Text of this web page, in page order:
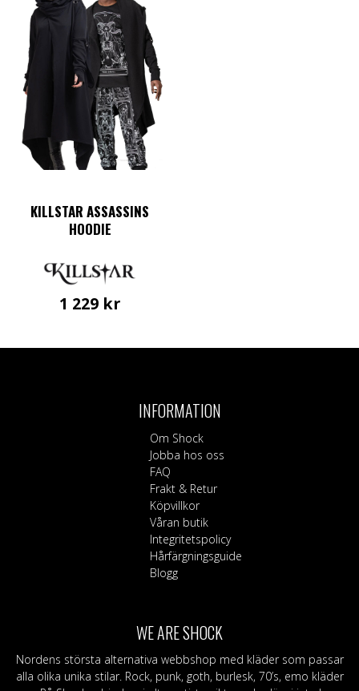
KILLSTAR ASSASSINS
HOODIE
1 229 kr
alternativen
produktsidan
INFORMATION
Om Shock
Jobba hos oss
FAQ
Frakt & Retur
Köpvillkor
Våran butik
Integritetspolicy
Hårfärgningsguide
Blogg
WE ARE SHOCK
Nordens största alternativa webbshop med kläder som passar
alla olika unika stilar. Rock, punk, goth, burlesk, 70’s, emo kläder